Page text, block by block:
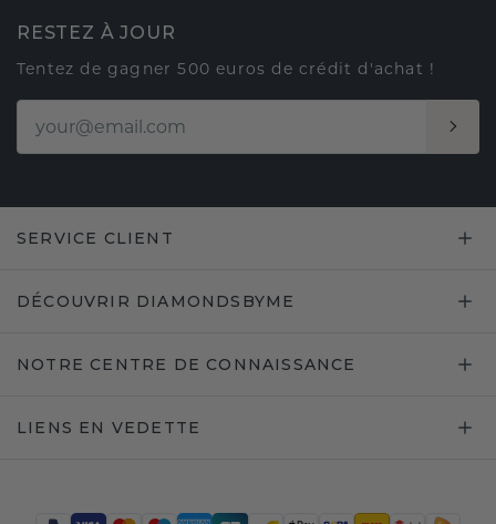
RESTEZ À JOUR
Tentez de gagner 500 euros de crédit d'achat !
SERVICE CLIENT
DÉCOUVRIR DIAMONDSBYME
NOTRE CENTRE DE CONNAISSANCE
LIENS EN VEDETTE